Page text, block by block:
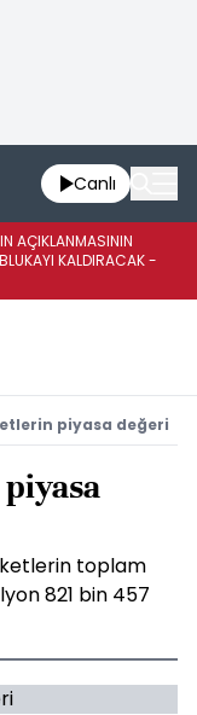
Canlı
AÇIKLANMASININ
KALDIRACAK -
piyasa değeri
toplam
821 bin 457